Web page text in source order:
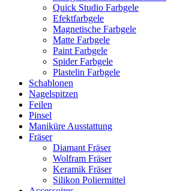
Quick Studio Farbgele
Efektfarbgele
Magnetische Farbgele
Matte Farbgele
Paint Farbgele
Spider Farbgele
Plastelin Farbgele
Schablonen
Nagelspitzen
Feilen
Pinsel
Maniküre Ausstattung
Fräser
Diamant Fräser
Wolfram Fräser
Keramik Fräser
Silikon Poliermittel